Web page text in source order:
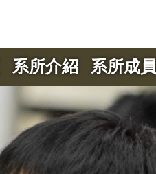
系所介紹 系所成員